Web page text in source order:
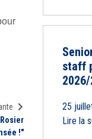
!"
staff
25
Lire la